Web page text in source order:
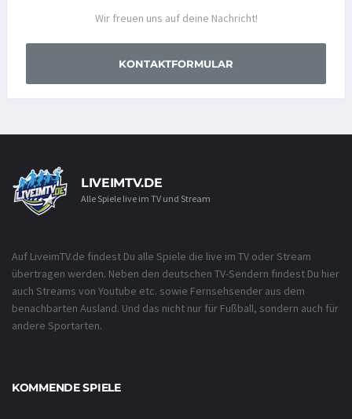
Wir freuen uns auf deine Nachricht!
KONTAKTFORMULAR
LIVEIMTV.DE
Alle Spiele live im TV und Stream
Auf LiveimTV.de findest Du alle Spiele die live im TV oder Stream
übertragen werden. Neben den deutschen TV-Sendern findest Du hier
auch Streams von Youtube etc. sowie Fernsehsender aus dem
benachbarten Ausland. Und das nicht nur für Fußball, sondern auch für
andere Sportarten.
KOMMENDE SPIELE